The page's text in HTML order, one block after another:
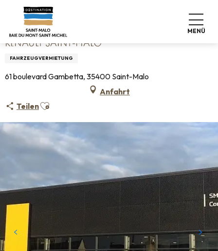
contenu
principal
MENÜ
Startseite
RENAULT SAINT-MALO
FAHRZEUGVERMIETUNG
61 boulevard Gambetta, 35400 Saint-Malo
Anfahrt
TeilenAjouter aux favoris